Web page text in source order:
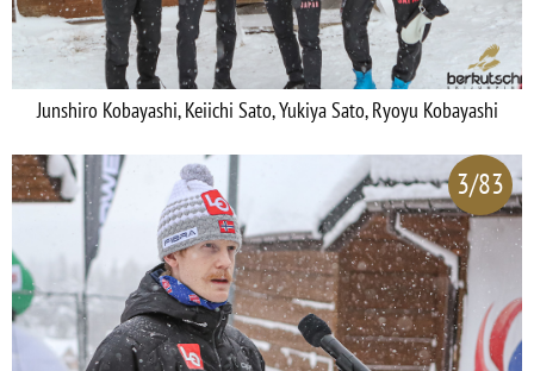
Junshiro Kobayashi, Keiichi Sato, Yukiya Sato, Ryoyu Kobayashi
3/83